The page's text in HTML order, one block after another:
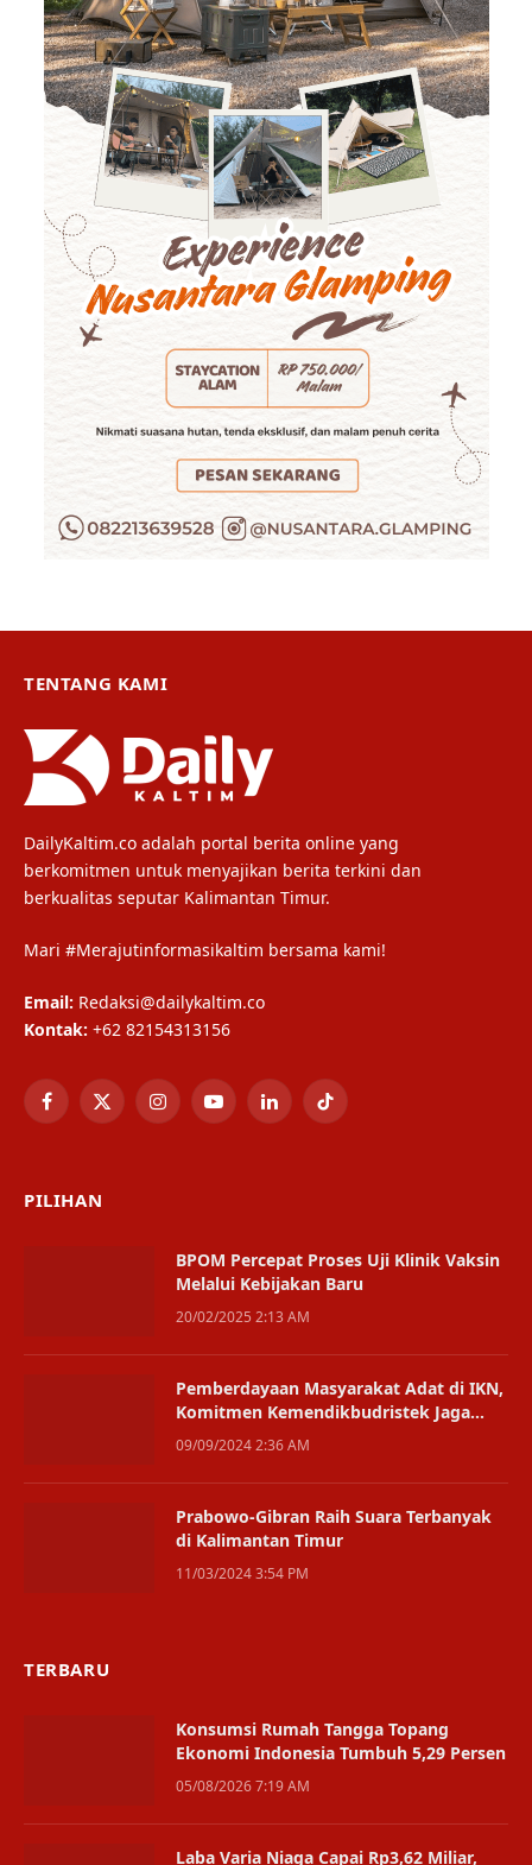
TENTANG KAMI
DailyKaltim.co adalah portal berita online yang
berkomitmen untuk menyajikan berita terkini dan
berkualitas seputar Kalimantan Timur.
Mari #Merajutinformasikaltim bersama kami!
Email: Redaksi@dailykaltim.co
Kontak: +62 82154313156
Facebook
X
InstagramYouTubeLinkedInTikTok
PILIHAN
BPOM Percepat Proses Uji Klinik Vaksin
Melalui Kebijakan Baru
20/02/2025 2:13 AM
Pemberdayaan Masyarakat Adat di IKN,
Komitmen Kemendikbudristek Jaga
Keberagaman
09/09/2024 2:36 AM
Prabowo-Gibran Raih Suara Terbanyak
di Kalimantan Timur
11/03/2024 3:54 PM
TERBARU
Konsumsi Rumah Tangga Topang
Ekonomi Indonesia Tumbuh 5,29 Persen
05/08/2026 7:19 AM
Laba Varia Niaga Capai Rp3,62 Miliar,